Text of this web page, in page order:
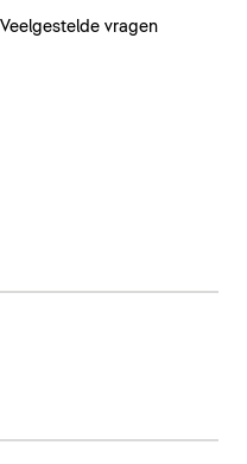
Veelgestelde vragen